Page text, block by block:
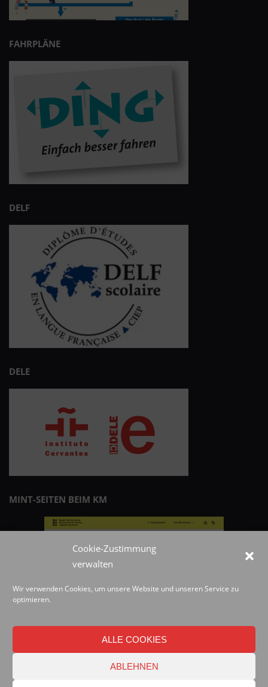
Cookie-Zustimmung
verwalten
Wir verwenden Cookies, um unsere Website und unseren Service zu
optimieren.
ALLE COOKIES
ABLEHNEN
FAHRPLÄNE
DELF
DELE
MINT-SEITEN BEIM KM
© 2019 Best blog in 21st Century